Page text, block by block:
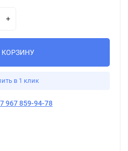
КОРЗИНУ
в 1 клик
967 859-94-78